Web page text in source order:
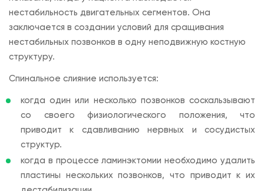
нестабильность двигательных сегментов. Она
заключается в создании условий для сращивания
нестабильных позвонков в одну неподвижную костную
структуру.
Спинальное слияние используется:
когда один или несколько позвонков соскальзывают
со своего физиологического положения, что
приводит к сдавливанию нервных и сосудистых
структур.
когда в процессе ламинэктомии необходимо удалить
пластины нескольких позвонков, что приводит к их